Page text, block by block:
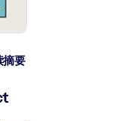
摘要